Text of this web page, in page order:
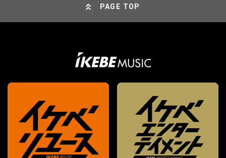
PAGE TOP